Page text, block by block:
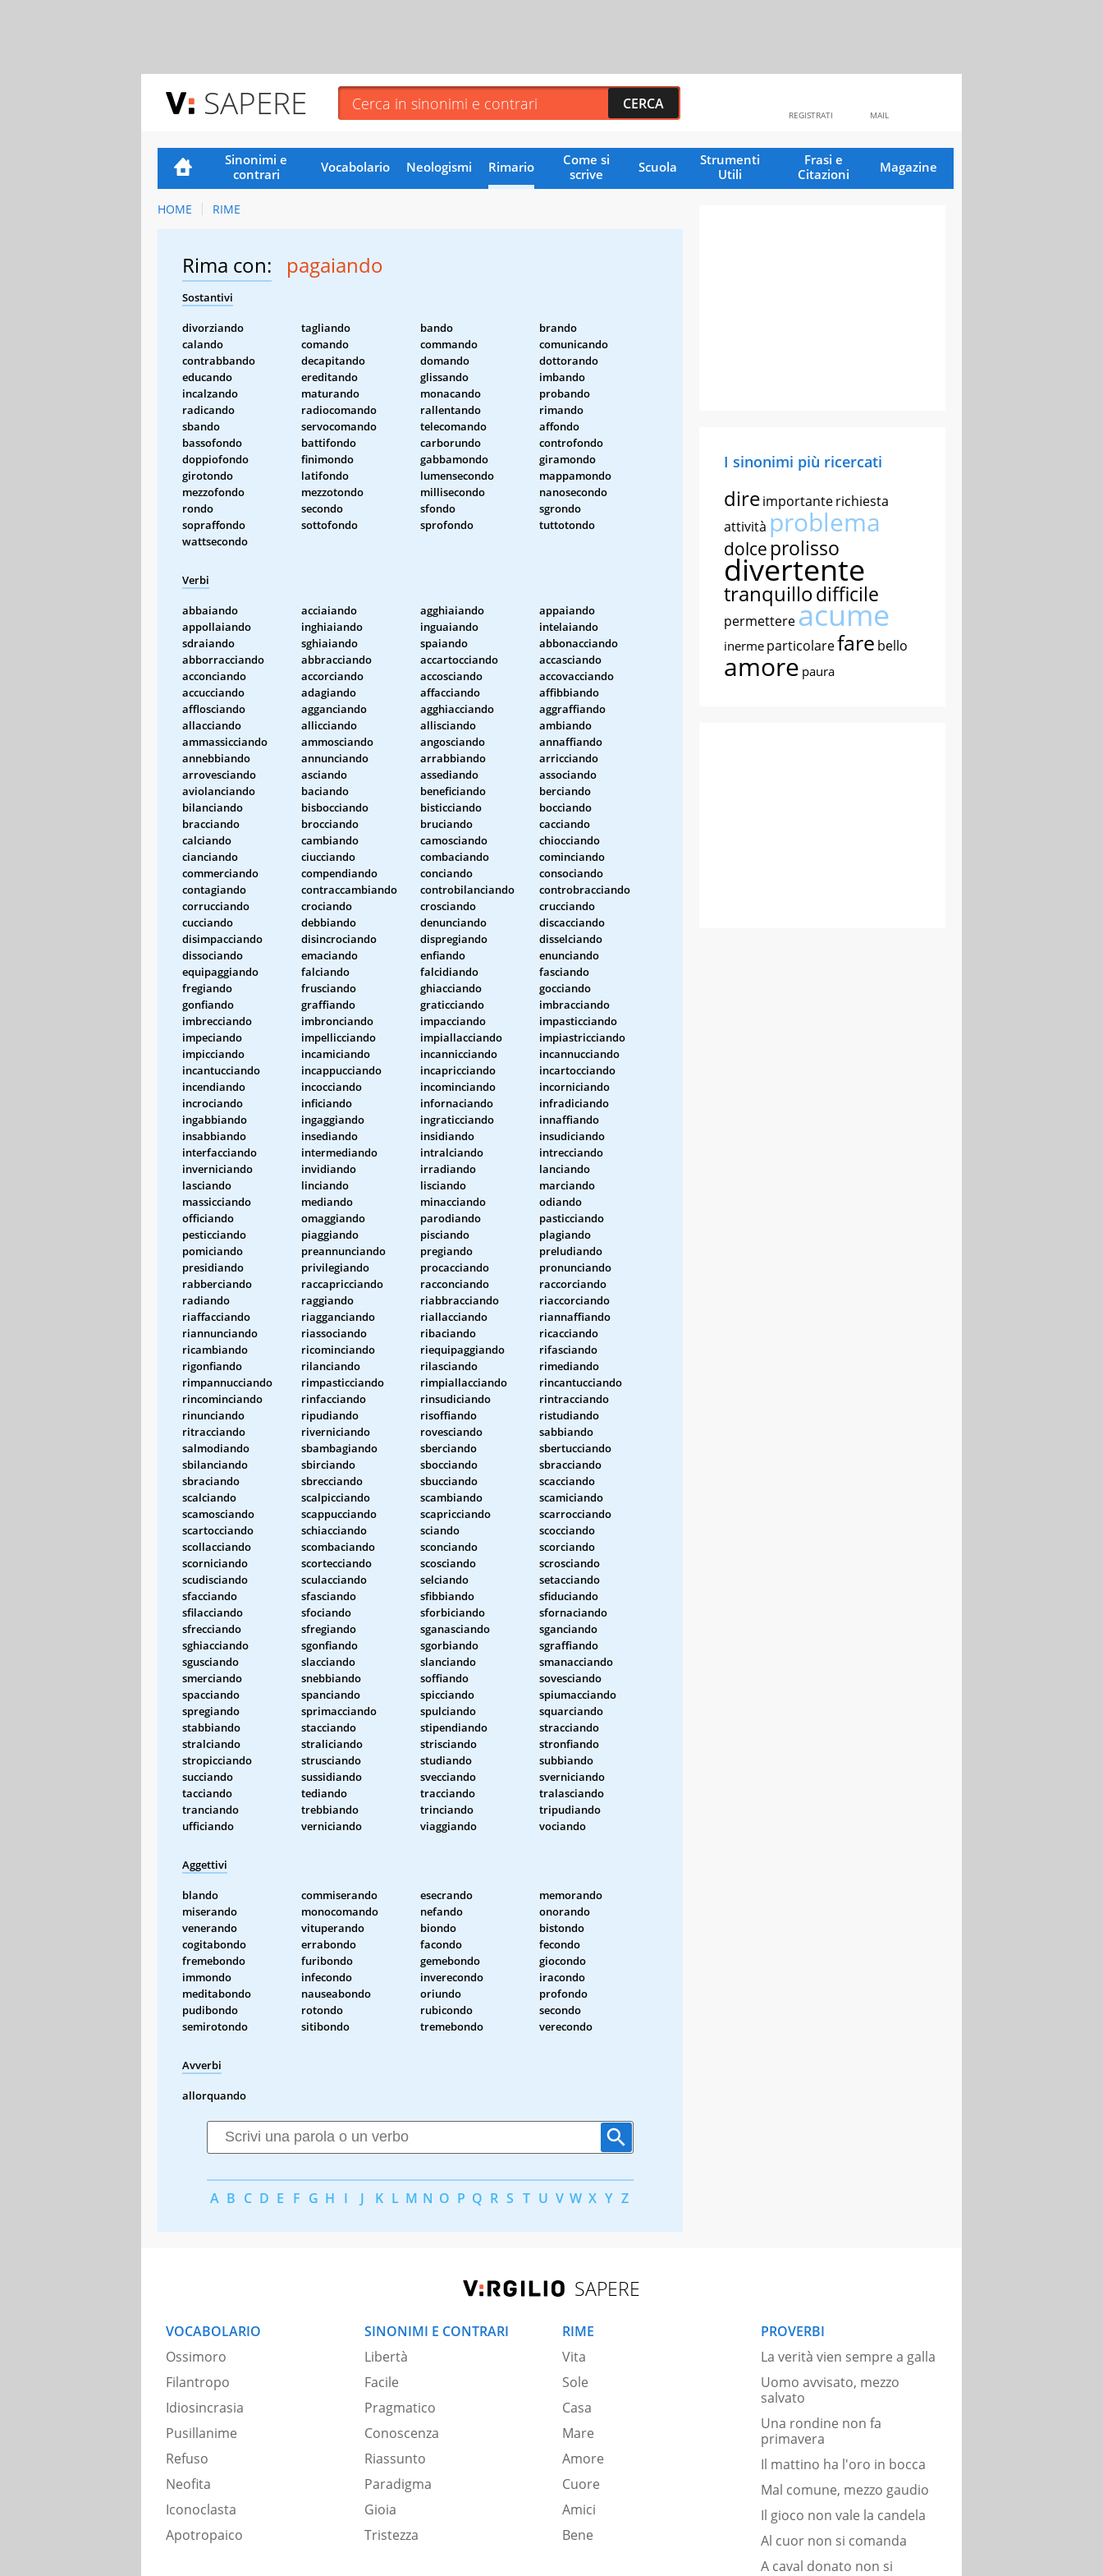
SAPERE MAIL
REGISTRATI
Sinonimi e
contrari
Vocabolario Neologismi Rimario
Come si
scrive
Scuola
Strumenti
Utili
Frasi e
Citazioni
Magazine
HOME RIME
Rima con: pagaiando
Sostantivi
divorziando tagliando bando
brando
calando
comando commando
comunicando
contrabbando
decapitando domando
dottorando
educando
ereditando glissando
imbando
incalzando
maturando monacando
probando
radicando
radiocomando rallentando
rimando
sbando
servocomando telecomando
affondo
bassofondo
battifondo carborundo
controfondo
doppiofondo
finimondo gabbamondo
giramondo
girotondo
latifondo lumensecondo
mappamondo
mezzofondo
mezzotondo millisecondo
nanosecondo
rondo
secondo sfondo
sgrondo
sopraffondo
sottofondo sprofondo
tuttotondo
wattsecondo
Verbi
abbaiando acciaiando agghiaiando
appaiando
appollaiando
inghiaiando inguaiando
intelaiando
sdraiando
sghiaiando spaiando
abbonacciando
abborracciando
abbracciando accartocciando
accasciando
acconciando
accorciando accosciando
accovacciando
accucciando
adagiando affacciando
affibbiando
afflosciando
agganciando agghiacciando
aggraffiando
allacciando
allicciando allisciando
ambiando
ammassicciando
ammosciando angosciando
annaffiando
annebbiando
annunciando arrabbiando
arricciando
arrovesciando
asciando assediando
associando
aviolanciando
baciando beneficiando
berciando
bilanciando
bisbocciando bisticciando
bocciando
bracciando
brocciando bruciando
cacciando
calciando
cambiando camosciando
chiocciando
cianciando
ciucciando combaciando
cominciando
commerciando
compendiando conciando
consociando
contagiando
contraccambiando controbilanciando
controbracciando
corrucciando
crociando crosciando
crucciando
cucciando
debbiando denunciando
discacciando
disimpacciando
disincrociando dispregiando
disselciando
dissociando
emaciando enfiando
enunciando
equipaggiando
falciando falcidiando
fasciando
fregiando
frusciando ghiacciando
gocciando
gonfiando
graffiando graticciando
imbracciando
imbrecciando
imbronciando impacciando
impasticciando
impeciando
impellicciando impiallacciando
impiastricciando
impicciando
incamiciando incannicciando
incannucciando
incantucciando
incappucciando incapricciando
incartocciando
incendiando
incocciando incominciando
incorniciando
incrociando
inficiando infornaciando
infradiciando
ingabbiando
ingaggiando ingraticciando
innaffiando
insabbiando
insediando insidiando
insudiciando
interfacciando
intermediando intralciando
intrecciando
inverniciando
invidiando irradiando
lanciando
lasciando
linciando lisciando
marciando
massicciando
mediando minacciando
odiando
officiando
omaggiando parodiando
pasticciando
pesticciando
piaggiando pisciando
plagiando
pomiciando
preannunciando pregiando
preludiando
presidiando
privilegiando procacciando
pronunciando
rabberciando
raccapricciando racconciando
raccorciando
radiando
raggiando riabbracciando
riaccorciando
riaffacciando
riagganciando riallacciando
riannaffiando
riannunciando
riassociando ribaciando
ricacciando
ricambiando
ricominciando riequipaggiando
rifasciando
rigonfiando
rilanciando rilasciando
rimediando
rimpannucciando
rimpasticciando rimpiallacciando
rincantucciando
rincominciando
rinfacciando rinsudiciando
rintracciando
rinunciando
ripudiando risoffiando
ristudiando
ritracciando
riverniciando rovesciando
sabbiando
salmodiando
sbambagiando sberciando
sbertucciando
sbilanciando
sbirciando sbocciando
sbracciando
sbraciando
sbrecciando sbucciando
scacciando
scalciando
scalpicciando scambiando
scamiciando
scamosciando
scappucciando scapricciando
scarrocciando
scartocciando
schiacciando sciando
scocciando
scollacciando
scombaciando sconciando
scorciando
scorniciando
scortecciando scosciando
scrosciando
scudisciando
sculacciando selciando
setacciando
sfacciando
sfasciando sfibbiando
sfiduciando
sfilacciando
sfociando sforbiciando
sfornaciando
sfrecciando
sfregiando sganasciando
sganciando
sghiacciando
sgonfiando sgorbiando
sgraffiando
sgusciando
slacciando slanciando
smanacciando
smerciando
snebbiando soffiando
sovesciando
spacciando
spanciando spicciando
spiumacciando
spregiando
sprimacciando spulciando
squarciando
stabbiando
stacciando stipendiando
stracciando
stralciando
straliciando strisciando
stronfiando
stropicciando
strusciando studiando
subbiando
succiando
sussidiando svecciando
sverniciando
tacciando
tediando tracciando
tralasciando
tranciando
trebbiando trinciando
tripudiando
ufficiando
verniciando viaggiando vociando
Aggettivi
blando commiserando esecrando
memorando
miserando
monocomando nefando
onorando
venerando
vituperando biondo
bistondo
cogitabondo
errabondo facondo
fecondo
fremebondo
furibondo gemebondo
giocondo
immondo
infecondo inverecondo
iracondo
meditabondo
nauseabondo oriundo
profondo
pudibondo
rotondo rubicondo
secondo
semirotondo
sitibondo tremebondo verecondo
Avverbi
allorquando
A B C D E F G H I J K L M N O P Q R S T U V W X Y Z
I sinonimi più ricercati
direimportanterichiesta
attività problema
dolce prolisso
divertente
tranquillodifficile
permettereacume
inerme particolarefare bello
amore paura
SAPERE
VOCABOLARIO
Ossimoro
Filantropo
Idiosincrasia
Pusillanime
Refuso
Neofita
Iconoclasta
Apotropaico
SINONIMI E CONTRARI
Libertà
Facile
Pragmatico
Conoscenza
Riassunto
Paradigma
Gioia
Tristezza
RIME
Vita
Sole
Casa
Mare
Amore
Cuore
Amici
Bene
PROVERBI
La verità vien sempre a galla
Uomo avvisato, mezzo
salvato
Una rondine non fa
primavera
Il mattino ha l'oro in bocca
Mal comune, mezzo gaudio
Il gioco non vale la candela
Al cuor non si comanda
A caval donato non si